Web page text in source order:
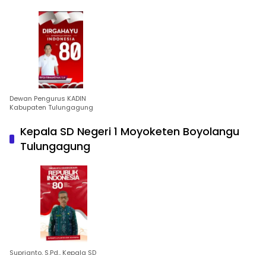
Dewan Pengurus KADIN
Kabupaten Tulungagung
Kepala SD Negeri 1 Moyoketen Boyolangu
Tulungagung
Suprianto, S.Pd., Kepala SD